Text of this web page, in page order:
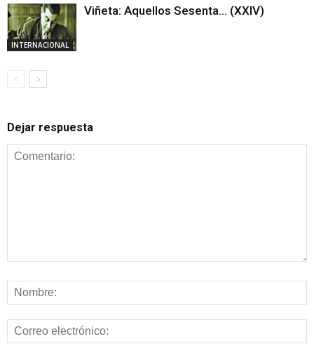
INTERNACIONAL
Viñeta: Aquellos Sesenta… (XXIV)
Dejar respuesta